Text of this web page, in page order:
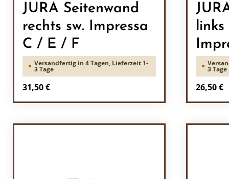
JURA Seitenwand
rechts sw. Impressa
C / E / F
Versandfertig in 4 Tagen, Lieferzeit 1-
3 Tage
Regulärer Preis:
31,50 €
3 Tage
26,50 €